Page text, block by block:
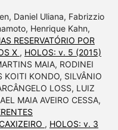
Daniel Uliana, Fabrizzio
Henrique Kahn,
RESERVATÓRIO POR
X , HOLOS: v. 5 (2015)
MAIA, RODINEI
KOITI KONDO, SILVÂNIO
LOSS, LUIZ
MAIA AVEIRO CESSA,
, HOLOS: v. 3